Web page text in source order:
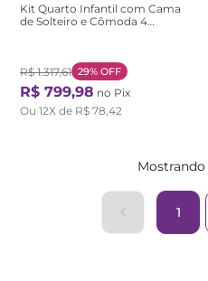
Kit Quarto Infantil com Cama
de Solteiro e Cômoda 4
R$ 1.317,61 29% OFF
R$ 799,98 no Pix
Ou 12X de R$ 78,42
Mostrando
1